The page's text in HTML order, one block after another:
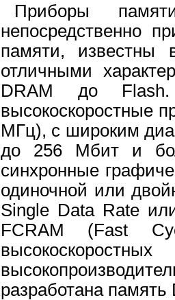
Приборы
непосредственно
памяти,
отличными
DRAM до Flash.
высокоскоростные
МГц), с широким
до 256 Мбит и
синхронные
одиночной или
Single Data Rate
FCRAM (Fast
разработана